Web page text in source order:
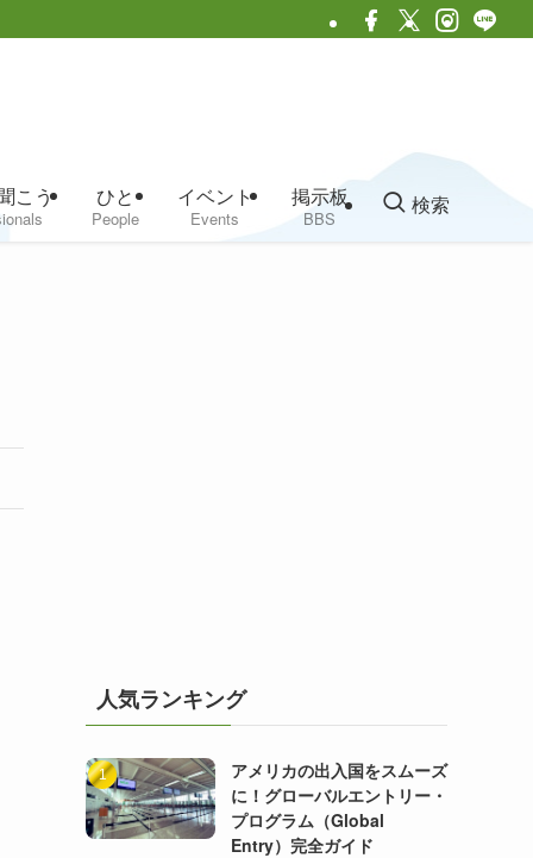
こう ひと
People
イベント
Events
掲示板
BBS
検索
人気ランキング
アメリカの出入国をスムーズ
に！グローバルエントリー・
プログラム（Global
Entry）完全ガイド